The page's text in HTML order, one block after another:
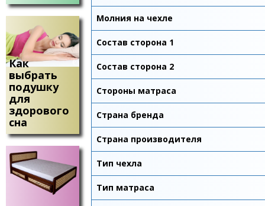
Как
выбрать
подушку
для
здорового
сна
Молния на чехле
Состав сторона 1
Состав сторона 2
Стороны матраса
Страна бренда
Страна производителя
Тип чехла
Тип матраса